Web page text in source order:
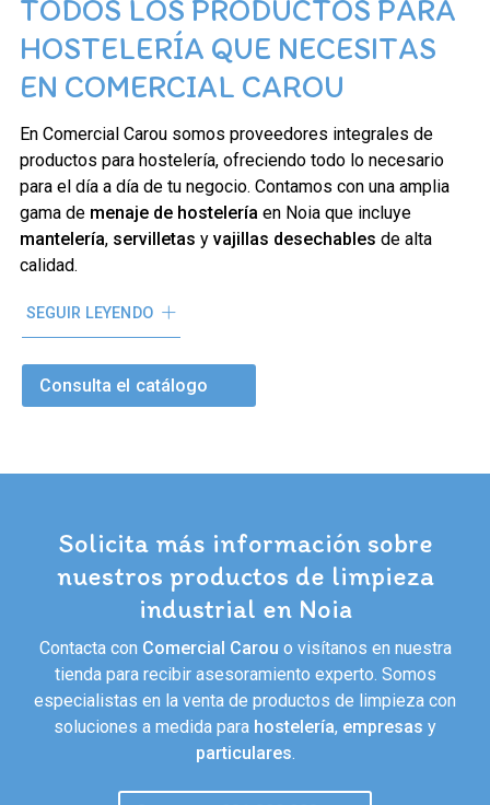
TODOS LOS PRODUCTOS PARA
HOSTELERÍA QUE NECESITAS
EN COMERCIAL CAROU
En Comercial Carou somos proveedores integrales de
productos para hostelería, ofreciendo todo lo necesario
para el día a día de tu negocio. Contamos con una amplia
gama de menaje de hostelería en Noia que incluye
mantelería, servilletas y vajillas desechables de alta
calidad.
Especialistas en soluciones de
de envases de aluminio y plástico, bolsas de basura
industriales, envases para pizza y hamburguesas, además
de productos de acogida (amenities). Trabajamos
SEGUIR LEYENDO
Consulta el catálogo
Solicita más información sobre
nuestros productos de limpieza
industrial en Noia
Contacta con Comercial Carou o visítanos en nuestra
tienda para recibir asesoramiento experto. Somos
especialistas en la venta de productos de limpieza con
soluciones a medida para hostelería, empresas y
particulares.